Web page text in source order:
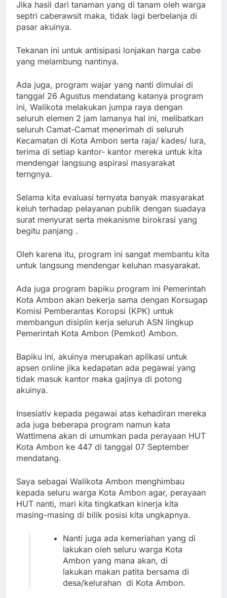
Jika hasil dari tanaman yang di tanam oleh warga
septri caberawsit maka, tidak lagi berbelanja di
pasar akuinya.
Tekanan ini untuk antisipasi lonjakan harga cabe
yang melambung nantinya.
Ada juga, program wajar yang nanti dimulai di
tanggal 26 Agustus mendatang katanya program
ini, Walikota melakukan jumpa raya dengan
seluruh elemen 2 jam lamanya hal ini, melibatkan
seluruh Camat-Camat menerimah di seluruh
Kecamatan di Kota Ambon serta raja/ kades/ lura,
terima di setiap kantor- kantor mereka untuk kita
mendengar langsung aspirasi masyarakat
terngnya.
Selama kita evaluasi ternyata banyak masyarakat
keluh terhadap pelayanan publik dengan suadaya
surat menyurat serta mekanisme birokrasi yang
begitu panjang .
Oleh karena itu, program ini sangat membantu kita
untuk langsung mendengar keluhan masyarakat.
Ada juga program bapiku program ini Pemerintah
Kota Ambon akan bekerja sama dengan Korsugap
Komisi Pemberantas Koropsi (KPK) untuk
membangun disiplin kerja seluruh ASN lingkup
Pemerintah Kota Ambon (Pemkot) Ambon.
Bapiku ini, akuinya merupakan aplikasi untuk
apsen online jika kedapatan ada pegawai yang
tidak masuk kantor maka gajinya di potong
akuinya.
Insesiativ kepada pegawai atas kehadiran mereka
ada juga beberapa program namun kata
Wattimena akan di umumkan pada perayaan HUT
Kota Ambon ke 447 di tanggal 07 September
mendatang.
Saya sebagai Walikota Ambon menghimbau
kepada seluru warga Kota Ambon agar, perayaan
HUT nanti, mari kita tingkatkan kinerja kita
masing-masing di bilik posisi kita ungkapnya.
Nanti juga ada kemeriahan yang di
lakukan oleh seluru warga Kota
Ambon yang mana akan, di
lakukan makan patita bersama di
desa/kelurahan di Kota Ambon.